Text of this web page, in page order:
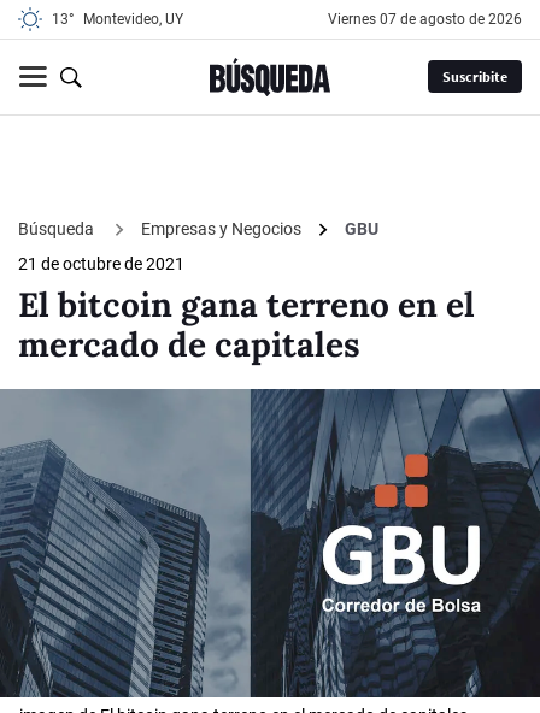
13° Montevideo, UY viernes 07 de agosto de 2026
Suscribite
Búsqueda Empresas y Negocios
GBU
21 de octubre de 2021
El bitcoin gana terreno en el
mercado de capitales